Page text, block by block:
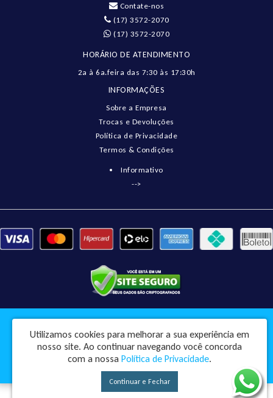
Contate-nos
(17) 3572-2070
(17) 3572-2070
HORÁRIO DE ATENDIMENTO
2a à 6a.feira das 7:30 às 17:30h
INFORMAÇÕES
Sobre a Empresa
Trocas e Devoluções
Política de Privacidade
Termos & Condições
Informativo
-->
Pneumatix Soluções Industriais Ltda - CNPJ: 18.561.656/0001-49
Rua Engenheiro Balduino, 73 - Centro - Pindorama / SP - CEP: 15830-045
Pneumatix © 2026
Desenvolvido por88digital
Utilizamos cookies para melhorar a sua experiência em
nosso site. Ao continuar navegando você concorda
com a nossa Política de Privacidade.
Continuar e Fechar